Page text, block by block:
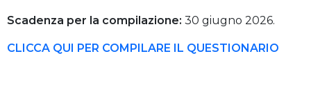
Scadenza per la compilazione: 30 giugno 2026.
CLICCA QUI PER COMPILARE IL QUESTIONARIO